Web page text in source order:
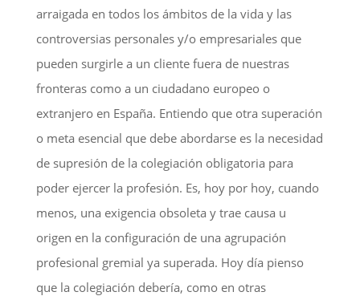
arraigada en todos los ámbitos de la vida y las
controversias personales y/o empresariales que
pueden surgirle a un cliente fuera de nuestras
fronteras como a un ciudadano europeo o
extranjero en España. Entiendo que otra superación
o meta esencial que debe abordarse es la necesidad
de supresión de la colegiación obligatoria para
poder ejercer la profesión. Es, hoy por hoy, cuando
menos, una exigencia obsoleta y trae causa u
origen en la configuración de una agrupación
profesional gremial ya superada. Hoy día pienso
que la colegiación debería, como en otras